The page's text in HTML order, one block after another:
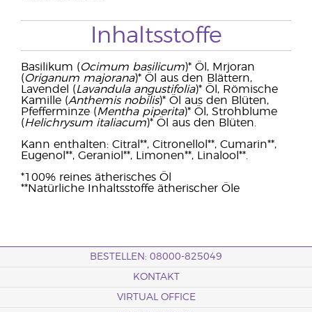
Inhaltsstoffe
Basilikum (Ocimum basilicum)* Öl, Mrjoran
(Origanum majorana)* Öl aus den Blättern,
Lavendel (Lavandula angustifolia)* Öl, Römische
Kamille (Anthemis nobilis)* Öl aus den Blüten,
Pfefferminze (Mentha piperita)* Öl, Strohblume
(Helichrysum italiacum)* Öl aus den Blüten.
Kann enthalten: Citral**, Citronellol**, Cumarin**,
Eugenol**, Geraniol**, Limonen**, Linalool**.
*100% reines ätherisches Öl
**Natürliche Inhaltsstoffe ätherischer Öle
BESTELLEN: 08000-825049
KONTAKT
VIRTUAL OFFICE